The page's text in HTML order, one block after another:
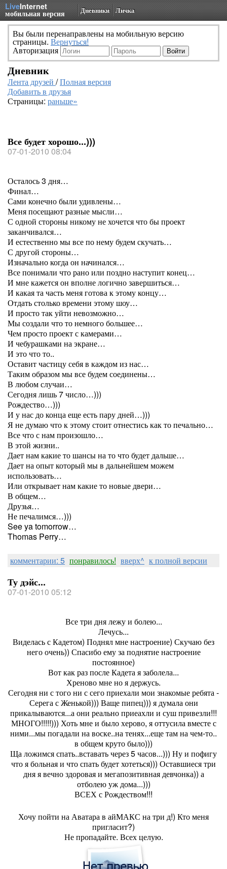
LiveInternet
мобильная версия Дневники Личка
Вы были перенаправлены на мобильную версию
страницы. Вернуться!
Авторизация
Дневник
Лента друзей /Полная версия
Добавить в друзья
Страницы: раньше»
Все будет хорошо...)))
07-01-2010 08:04
Осталось 3 дня…
Финал…
Сами конечно были удивлены…
Меня посещают разные мысли…
С одной стороны никому не хочется что бы проект
заканчивался…
И естественно мы все по нему будем скучать…
С другой стороны…
Изначально когда он начинался…
Все понимали что рано или поздно наступит конец…
И мне кажется он вполне логично завершиться…
И какая та часть меня готова к этому концу…
Отдать столько времени этому шоу…
И просто так уйти невозможно…
Мы создали что то немного большее…
Чем просто проект с камерами…
И чебурашками на экране…
И это что то..
Оставит частицу себя в каждом из нас…
Таким образом мы все будем соединены…
В любом случаи…
Сегодня лишь 7 число…)))
Рождество…)))
И у нас до конца еще есть пару дней…)))
Я не думаю что к этому стоит отнестись как то печально…
Все что с нам произошло…
В этой жизни..
Дает нам какие то шансы на то что будет дальше…
Дает на опыт который мы в дальнейшем можем
использовать…
Или открывает нам какие то новые двери…
В общем…
Друзья…
Не печалимся…)))
See ya tomorrow…
Thomas Perry…
комментарии: 5 понравилось! вверх^ к полной версии
Ту дэйс...
07-01-2010 05:12
Все три дня лежу и болею...
Лечусь...
Виделась с Кадетом) Поднял мне настроение) Скучаю без
него очень)) Спасибо ему за поднятие настроение
постоянное)
Вот как раз после Кадета я заболела...
Хреново мне но я держусь.
Сегодня ни с того ни с сего приехали мои знакомые ребята -
Серега с Женькой))) Ваще пипец))) я думала они
прикалываются...а они реально приеахли и суш привезли!!!
МНОГО!!!!!))) Хоть мне и было херово, я оттусила вместе с
ними...мы погадали на воске..на тенях...еще там на чем-то..
в общем круто было)))
Ща ложимся спать..вставать через 5 часов...))) Ну и пофигу
что я больная и что спать будет хотеться))) Оставшиеся три
дня я вечно здоровая и мегапозитивная девчонка)) а
отболею уж дома...)))
ВСЕХ с Рождеством!!!
Хочу пойти на Аватара в айМАКС на три д!) Кто меня
пригласит?)
Не пропадайте. Всех целую.